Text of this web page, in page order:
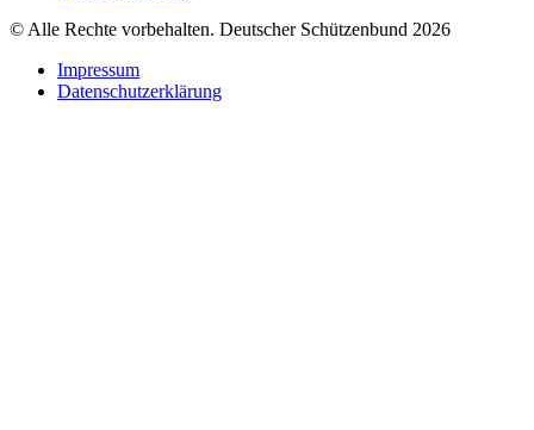
© Alle Rechte vorbehalten. Deutscher Schützenbund 2026
Impressum
Datenschutzerklärung